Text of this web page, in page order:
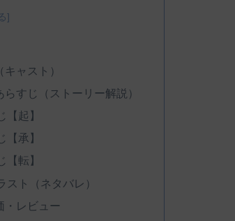
ャスト）
すじ（ストーリー解説）
起】
承】
転】
ト（ネタバレ）
・レビュー